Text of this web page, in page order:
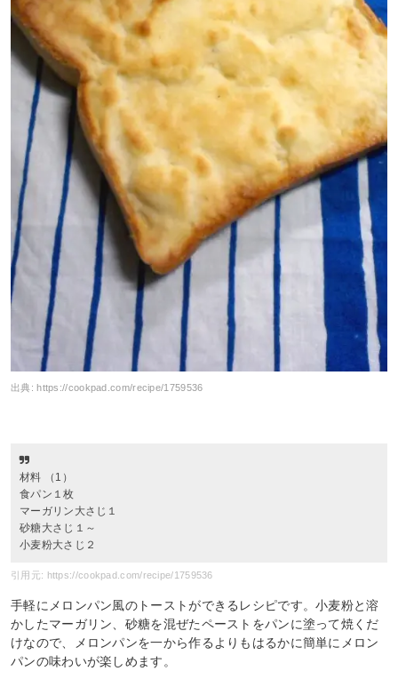
出典: https://cookpad.com/recipe/1759536
材料 （1）
食パン１枚
マーガリン大さじ１
砂糖大さじ１～
小麦粉大さじ２
引用元: https://cookpad.com/recipe/1759536
手軽にメロンパン風のトーストができるレシピです。小麦粉と溶
かしたマーガリン、砂糖を混ぜたペーストをパンに塗って焼くだ
けなので、メロンパンを一から作るよりもはるかに簡単にメロン
パンの味わいが楽しめます。